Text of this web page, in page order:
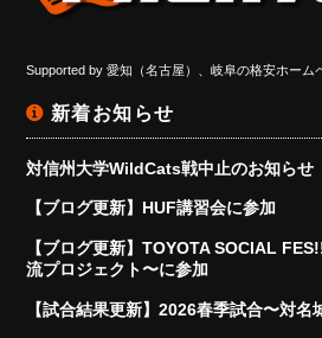
Supported by愛知（名古屋）、岐阜の格安ホーム
新着お知らせ
対信州大学WildCats戦中止のお知らせ
【ブログ更新】HUF講習会に参加
【ブログ更新】TOYOTA SOCIAL
流プロジェクト〜に参加
【試合結果更新】2026春季試合〜対